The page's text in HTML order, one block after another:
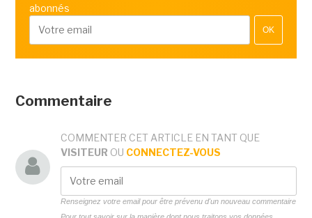
abonnés
OK
Commentaire
COMMENTER CET ARTICLE EN TANT QUE
VISITEUR OU CONNECTEZ-VOUS
Renseignez votre email pour être prévenu d'un nouveau commentaire